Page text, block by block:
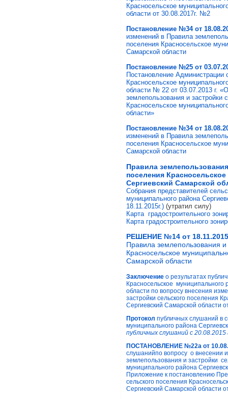
Красносельское
области от 30.08.2017г. №2
Постановление №34 от
изменений в Правила
поселения Красносельское
Самарской области
Постановление №25 от
Постановление Администрации
Красносельское
области № 22 от 03.07.2013 г.
землепользования и застройки
Красносельское
области»
Постановление №34 от
изменений в Правила
поселения Красносельское
Самарской области
Правила
поселения
Сергиевский Самарской
Собрания представителей
муниципального района
18.11.2015г.) (утратил силу)
Карта градостроительного
Карта градостроительного
РЕШЕНИЕ №14 от
Правила землепользования и
Красносельское
Самарской области
Заключение о результатах
Красносельское
области по вопросу внесения
застройки сельского поселения
Сергиевский Самарской области
Протокол публичных слушаний в
муниципального района
публичных слушаний с
ПОСТАНОВЛЕНИЕ №22а от
слушанийпо вопросу о внесении
землепользования и застройки
муниципального района
Приложение к постановлению
сельского поселения
Сергиевский Самарской области